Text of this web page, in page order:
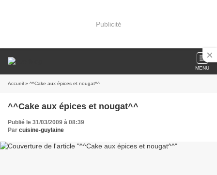
Publicité
MENU
Accueil » ^^Cake aux épices et nougat^^
^^Cake aux épices et nougat^^
Publié le 31/03/2009 à 08:39
Par cuisine-guylaine